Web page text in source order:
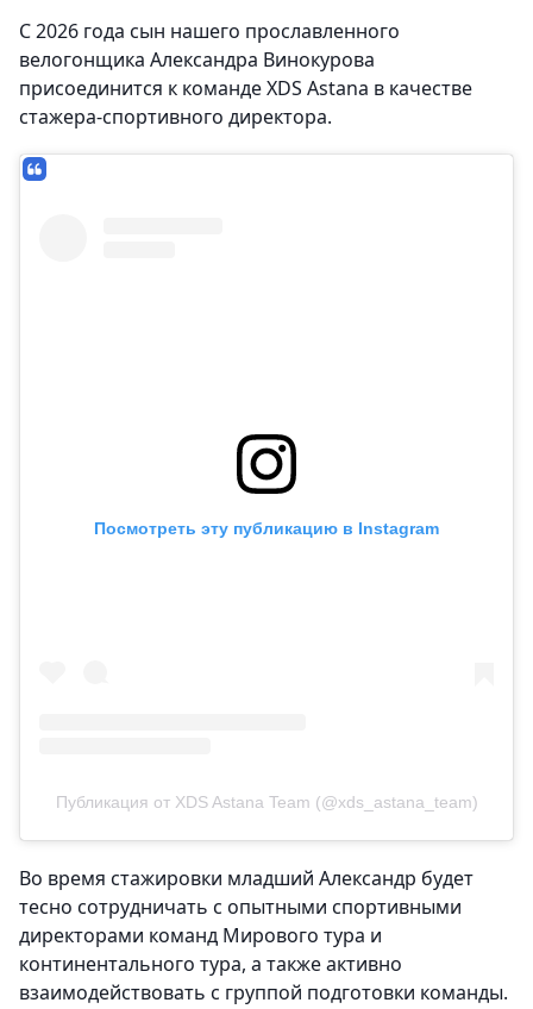
С 2026 года сын нашего прославленного
велогонщика Александра Винокурова
присоединится к команде XDS Astana в качестве
стажера-спортивного директора.
Посмотреть эту публикацию в Instagram
Публикация от XDS Astana Team (@xds_astana_team)
Во время стажировки младший Александр будет
тесно сотрудничать с опытными спортивными
директорами команд Мирового тура и
континентального тура, а также активно
взаимодействовать с группой подготовки команды.